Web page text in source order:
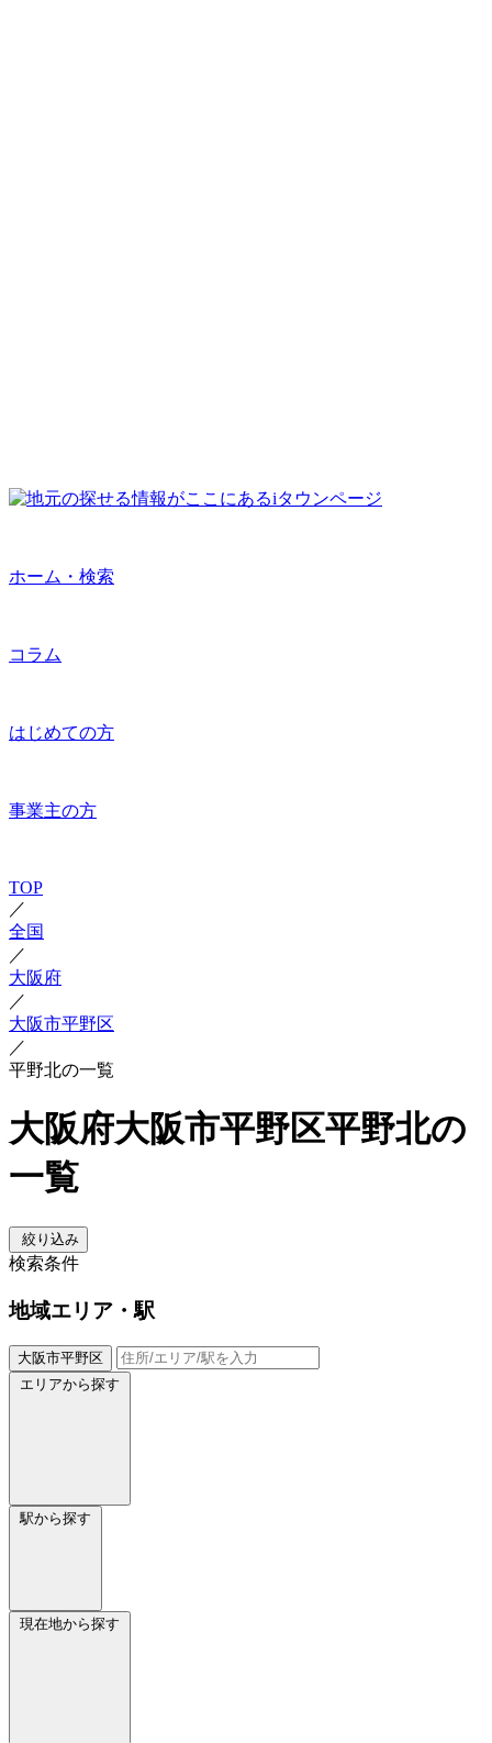
ホーム・検索
コラム
はじめての方
事業主の方
TOP
／
全国
／
大阪府
／
大阪市平野区
／
平野北の一覧
大阪府大阪市平野区平野北の
一覧
絞り込み
検索条件
地域エリア・駅
大阪市平野区
エリアから探す
駅から探す
現在地から探す